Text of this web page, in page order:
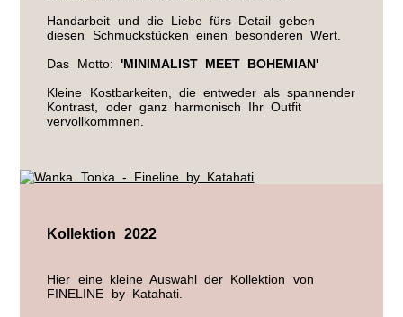
Handarbeit und die Liebe fürs Detail geben
diesen Schmuckstücken einen besonderen Wert.
Das Motto: 'MINIMALIST MEET BOHEMIAN'
Kleine Kostbarkeiten, die entweder als spannender
Kontrast, oder ganz harmonisch Ihr Outfit
vervollkommnen.
Kollektion 2022
Hier eine kleine Auswahl der Kollektion von
FINELINE by Katahati.